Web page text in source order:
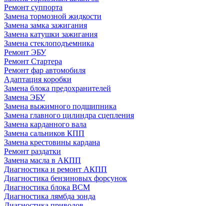
Ремонт суппорта
Замена тормозной жидкости
Замена замка зажигания
Замена катушки зажигания
Замена стеклоподъемника
Ремонт ЭБУ
Ремонт Стартера
Ремонт фар автомобиля
Адаптация коробки
Замена блока предохранителей
Замена ЭБУ
Замена выжимного подшипника
Замена главного цилиндра сцепления
Замена карданного вала
Замена сальников КПП
Замена крестовины кардана
Ремонт раздатки
Замена масла в АКПП
Диагностика и ремонт АКПП
Диагностика бензиновых форсунок
Диагностика блока BCM
Диагностика лямбда зонда